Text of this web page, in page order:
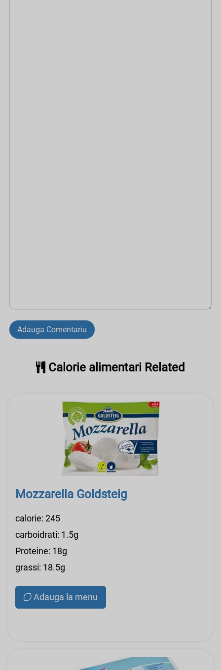
Adauga Comentariu
Calorie alimentari Related
Mozzarella Goldsteig
calorie: 245
carboidrati: 1.5g
Proteine: 18g
grassi: 18.5g
Adauga la menu